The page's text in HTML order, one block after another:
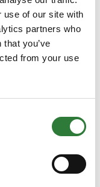
use of our site with
partners who
you’ve
from your use